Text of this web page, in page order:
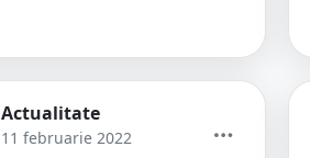
Actualitate
11 februarie 2022